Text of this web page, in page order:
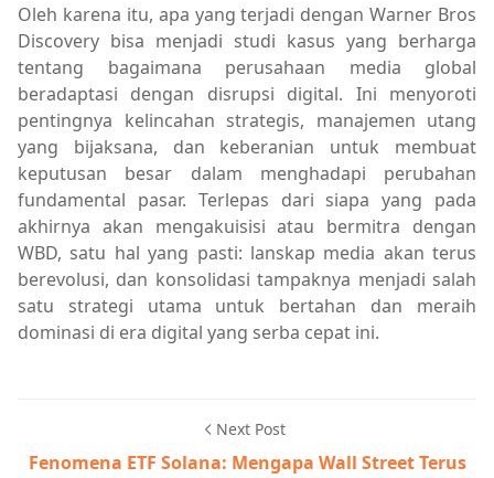
Oleh karena itu, apa yang terjadi dengan Warner Bros
Discovery bisa menjadi studi kasus yang berharga
tentang bagaimana perusahaan media global
beradaptasi dengan disrupsi digital. Ini menyoroti
pentingnya kelincahan strategis, manajemen utang
yang bijaksana, dan keberanian untuk membuat
keputusan besar dalam menghadapi perubahan
fundamental pasar. Terlepas dari siapa yang pada
akhirnya akan mengakuisisi atau bermitra dengan
WBD, satu hal yang pasti: lanskap media akan terus
berevolusi, dan konsolidasi tampaknya menjadi salah
satu strategi utama untuk bertahan dan meraih
dominasi di era digital yang serba cepat ini.
Next Post
Fenomena ETF Solana: Mengapa Wall Street Terus